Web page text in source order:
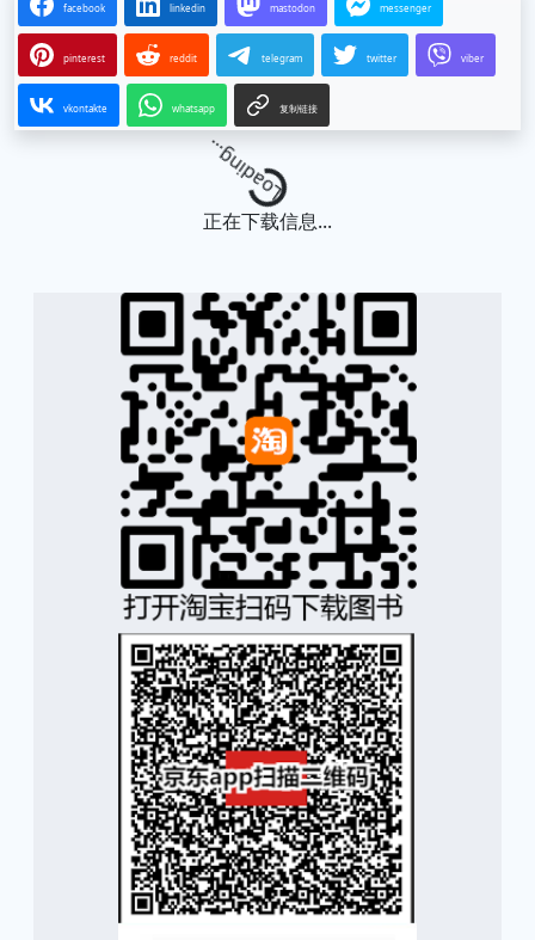
facebook linkedin mastodon messenger
pinterest reddit telegram twitter viber
vkontakte whatsapp 复制链接
Loading...
正在下载信息...